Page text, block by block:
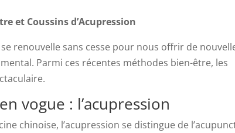
et Coussins d’Acupression
renouvelle sans cesse pour nous offrir de
Parmi ces récentes méthodes bien-être, les
vogue : l’acupression
chinoise, l’acupression se distingue de